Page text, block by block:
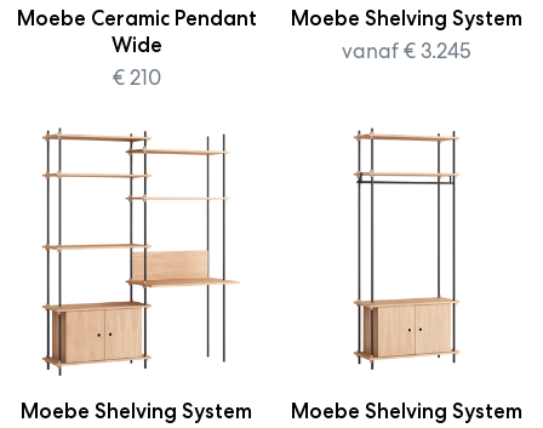
Moebe Ceramic Pendant
Wide
€ 210
Moebe Shelving System
vanaf € 3.245
Moebe Shelving System Moebe Shelving System